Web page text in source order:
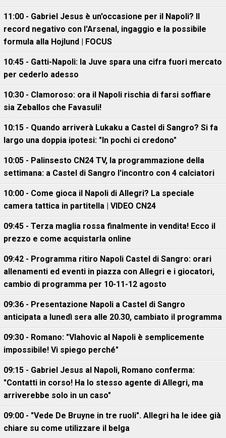
11:00 - Gabriel Jesus è un'occasione per il Napoli? Il
record negativo con l'Arsenal, ingaggio e la possibile
formula alla Hojlund | FOCUS
10:45 - Gatti-Napoli: la Juve spara una cifra fuori mercato
per cederlo adesso
10:30 - Clamoroso: ora il Napoli rischia di farsi soffiare
sia Zeballos che Favasuli!
10:15 - Quando arriverà Lukaku a Castel di Sangro? Si fa
largo una doppia ipotesi: "In pochi ci credono"
10:05 - Palinsesto CN24 TV, la programmazione della
settimana: a Castel di Sangro l'incontro con 4 calciatori
10:00 - Come gioca il Napoli di Allegri? La speciale
camera tattica in partitella | VIDEO CN24
09:45 - Terza maglia rossa finalmente in vendita! Ecco il
prezzo e come acquistarla online
09:42 - Programma ritiro Napoli Castel di Sangro: orari
allenamenti ed eventi in piazza con Allegri e i giocatori,
cambio di programma per 10-11-12 agosto
09:36 - Presentazione Napoli a Castel di Sangro
anticipata a lunedì sera alle 20.30, cambiato il programma
09:30 - Romano: "Vlahovic al Napoli è semplicemente
impossibile! Vi spiego perché"
09:15 - Gabriel Jesus al Napoli, Romano conferma:
"Contatti in corso! Ha lo stesso agente di Allegri, ma
arriverebbe solo in un caso"
09:00 - "Vede De Bruyne in tre ruoli". Allegri ha le idee già
chiare su come utilizzare il belga